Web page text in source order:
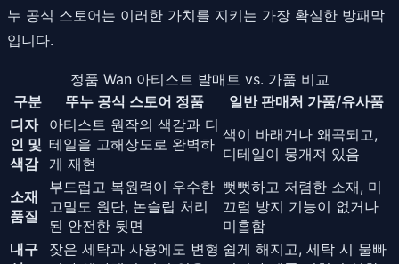
누 공식 스토어는 이러한 가치를 지키는 가장 확실한 방패막
입니다.
정품 Wan 아티스트 발매트 vs. 가품 비교
구분
뚜누 공식 스토어 정품
일반 판매처 가품/유사품
디자
인 및
색감
아티스트 원작의 색감과 디
테일을 고해상도로 완벽하
게 재현
색이 바래거나 왜곡되고,
디테일이 뭉개져 있음
소재
품질
부드럽고 복원력이 우수한
고밀도 원단, 논슬립 처리
된 안전한 뒷면
뻣뻣하고 저렴한 소재, 미
끄럼 방지 기능이 없거나
미흡함
내구
잦은 세탁과 사용에도 변형 쉽게 해지고, 세탁 시 물빠